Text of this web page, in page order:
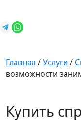
Главная /Услуги /
возможности
Купить